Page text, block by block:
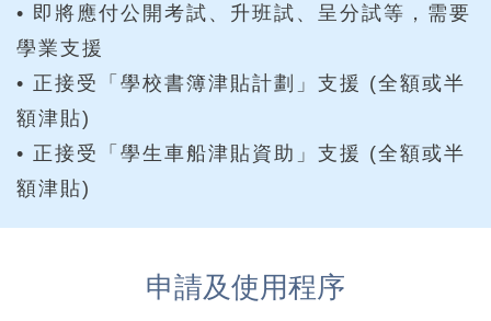
• 即將應付公開考試、升班試、呈分試等，需要
學業支援
• 正接受「學校書簿津貼計劃」支援 (全額或半
額津貼)
• 正接受「學生車船津貼資助」支援 (全額或半
額津貼)
申請及使用程序